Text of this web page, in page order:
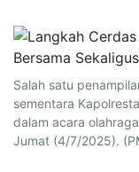
Salah satu
sementara
dalam acara
Jumat (4/7/2025).